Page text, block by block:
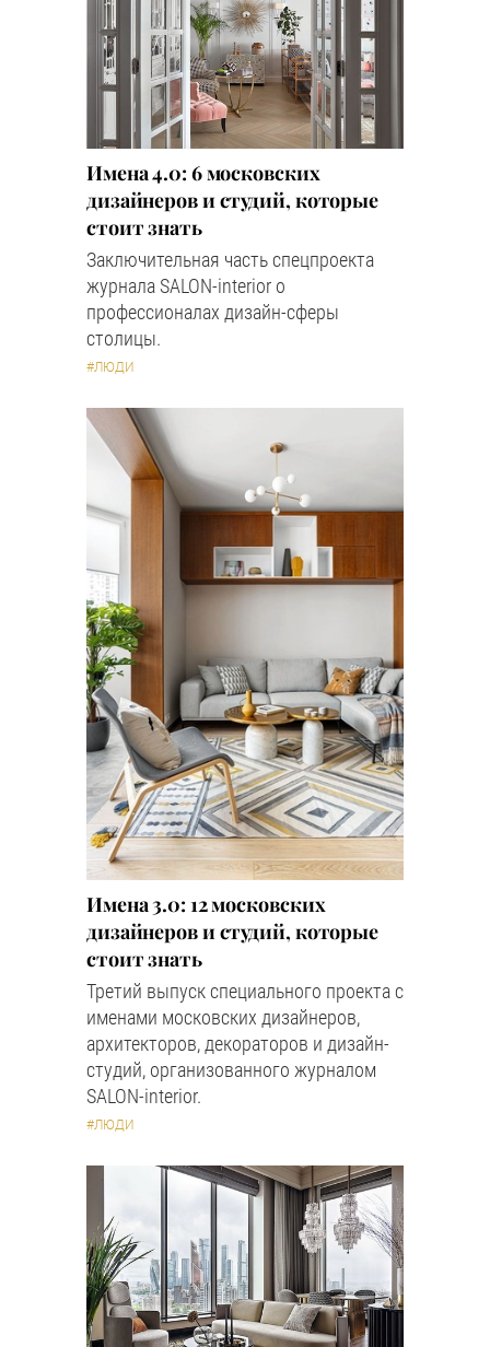
Имена 4.0: 6 московских
дизайнеров и студий, которые
стоит знать
Заключительная часть спецпроекта
журнала SALON-interior о
профессионалах дизайн-сферы
столицы.
#ЛЮДИ
Имена 3.0: 12 московских
дизайнеров и студий, которые
стоит знать
Третий выпуск специального проекта с
именами московских дизайнеров,
архитекторов, декораторов и дизайн-
студий, организованного журналом
SALON-interior.
#ЛЮДИ